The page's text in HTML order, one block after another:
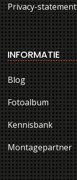
Privacy-statement
INFORMATIE
Blog
Fotoalbum
Kennisbank
Montagepartner